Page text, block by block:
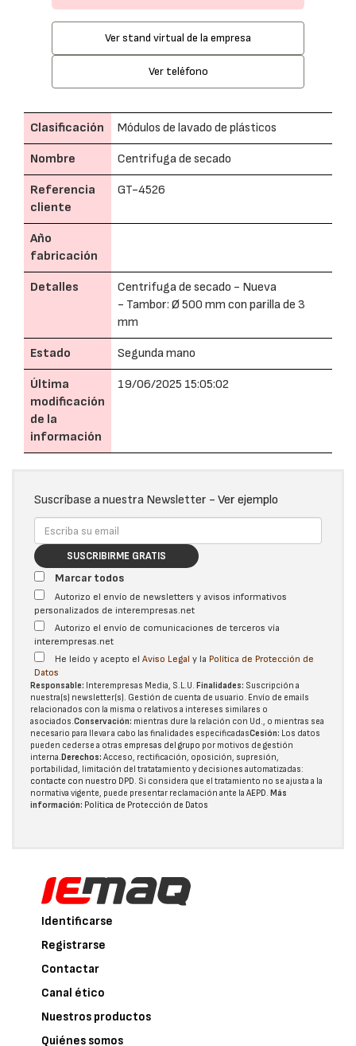
Ver stand virtual de la empresa
Ver teléfono
Clasificación Módulos de lavado de plásticos
Nombre Centrifuga de secado
Referencia
cliente
GT-4526
Año
fabricación
Detalles
Centrifuga de secado - Nueva
- Tambor: Ø 500 mm con parilla de 3
mm
Estado Segunda mano
Última
modificación
de la
información
19/06/2025 15:05:02
Suscríbase a nuestra Newsletter - Ver ejemplo
SUSCRIBIRME GRATIS
Marcar todos
Autorizo el envío de newsletters y avisos informativos
personalizados de interempresas.net
Autorizo el envío de comunicaciones de terceros vía
interempresas.net
He leído y acepto el Aviso Legal y la Política de Protección de
Datos
Responsable: Interempresas Media, S.L.U. Finalidades: Suscripción a
nuestra(s) newsletter(s). Gestión de cuenta de usuario. Envío de emails
relacionados con la misma o relativos a intereses similares o
asociados.Conservación: mientras dure la relación con Ud., o mientras sea
necesario para llevar a cabo las finalidades especificadasCesión: Los datos
pueden cederse a otras empresas del grupo por motivos de gestión
interna.Derechos: Acceso, rectificación, oposición, supresión,
portabilidad, limitación del tratatamiento y decisiones automatizadas:
contacte con nuestro DPD. Si considera que el tratamiento no se ajusta a la
normativa vigente, puede presentar reclamación ante la AEPD. Más
información: Política de Protección de Datos
Identificarse
Registrarse
Contactar
Canal ético
Nuestros productos
Quiénes somos